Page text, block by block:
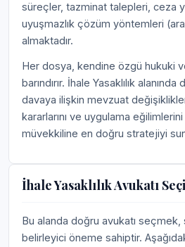
süreçler, tazminat talepleri, ceza
uyuşmazlık çözüm yöntemleri
almaktadır.
Her dosya, kendine özgü hukuki
barındırır. İhale Yasaklılık
davaya ilişkin mevzuat
kararlarını ve uygulama
müvekkiline en doğru stratejiyi
İhale Yasaklılık Avukatı
Bu alanda doğru avukatı seçmek,
belirleyici öneme sahiptir.